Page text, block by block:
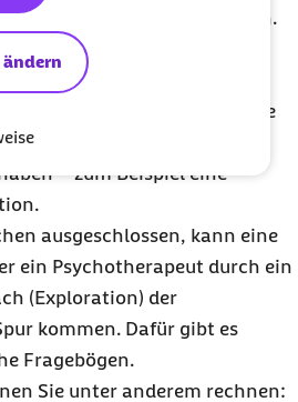
real und ernst zu nehmen.
zögern, ihre Symptome
oder ihrem Hausarzt zu
Agoraphobie eine psychische
Angstsymptome auch
– zum Beispiel eine
ausgeschlossen, kann eine
ein Psychotherapeut durch ein
(Exploration) der
kommen. Dafür gibt es
Fragebögen.
Sie unter anderem rechnen: